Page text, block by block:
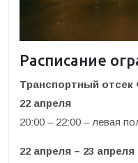
Расписание
Транспортный
22 апреля
20:00 – 22:00 – левая
22 апреля – 23 апреля